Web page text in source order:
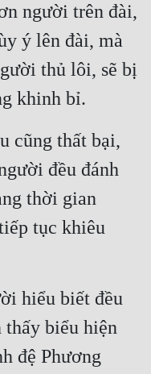
người trên đài,
ý lên đài, mà
thủ lôi, sẽ bị
khinh bỉ.
cũng thất bại,
đều đánh
thời gian
tục khiêu
hiểu biết đều
biểu hiện
đệ Phương